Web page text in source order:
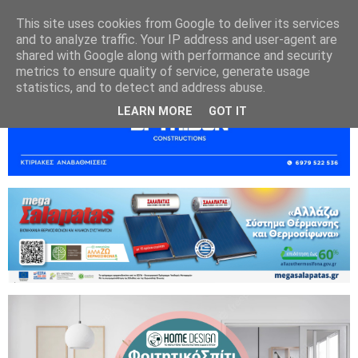
This site uses cookies from Google to deliver its services
and to analyze traffic. Your IP address and user-agent are
shared with Google along with performance and security
metrics to ensure quality of service, generate usage
statistics, and to detect and address abuse.
LEARN MORE GOT IT